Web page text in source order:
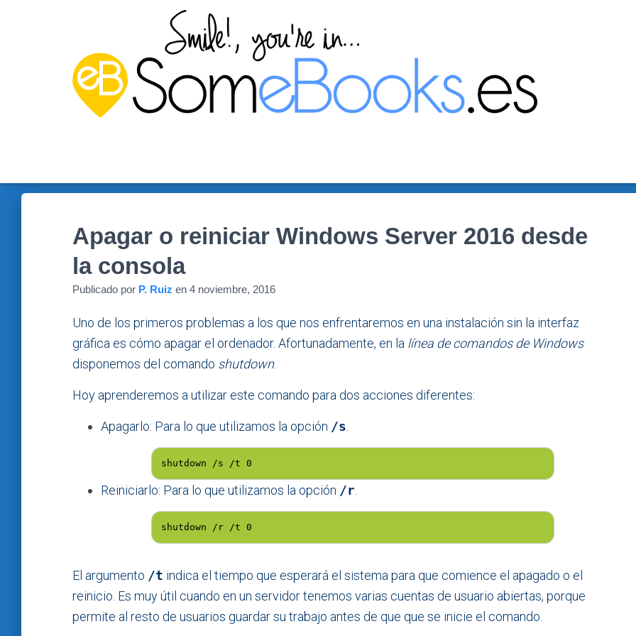
Apagar o reiniciar Windows Server 2016 desde
la consola
Publicado por P. Ruiz en 4 noviembre, 2016
Uno de los primeros problemas a los que nos enfrentaremos en una instalación sin la interfaz
gráfica es cómo apagar el ordenador. Afortunadamente, en la línea de comandos de Windows
disponemos del comando shutdown.
Hoy aprenderemos a utilizar este comando para dos acciones diferentes:
Apagarlo: Para lo que utilizamos la opción /s
shutdown /s /t 0
Reiniciarlo: Para lo que utilizamos la opción /r
shutdown /r /t 0
El argumento /t indica el tiempo que esperará el sistema para que comience el apagado o el
reinicio. Es muy útil cuando en un servidor tenemos varias cuentas de usuario abiertas, porque
permite al resto de usuarios guardar su trabajo antes de que que se inicie el comando.